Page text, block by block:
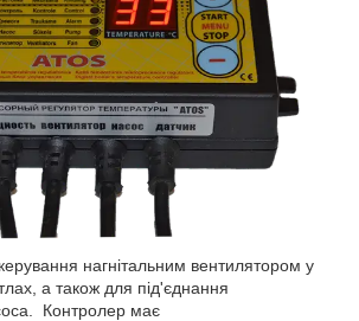
нагнітальним вентилятором у
а також для під'єднання
Контролер має